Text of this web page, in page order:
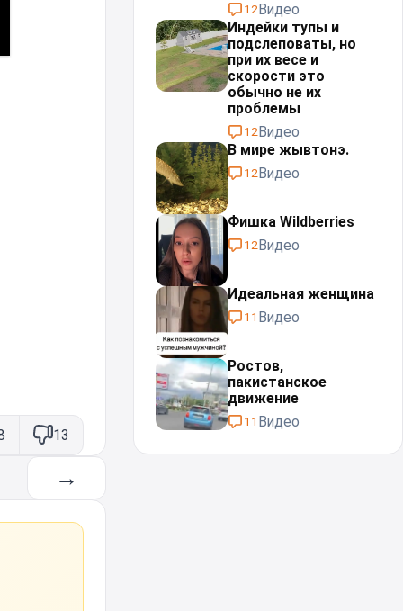
13
→
12Видео
Индейки тупы и
подслеповаты, но
при их весе и
скорости это
обычно не их
проблемы⁠⁠
12Видео
В мире жывтонэ.
12Видео
Фишка Wildberries
12Видео
Идеальная женщина⁠⁠
11 Видео
Ростов,
пакистанское
движение
11 Видео